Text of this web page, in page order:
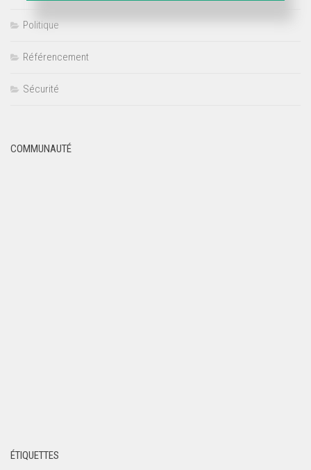
Politique
Référencement
Sécurité
COMMUNAUTÉ
ÉTIQUETTES